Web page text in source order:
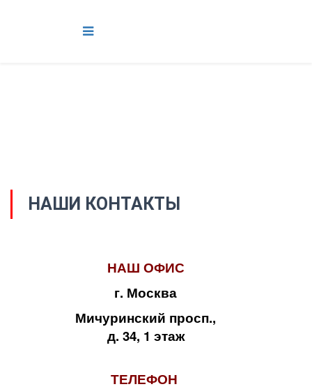
НАШИ КОНТАКТЫ
НАШ ОФИС
г. Москва
Мичуринский просп.,
д. 34, 1 этаж
ТЕЛЕФОН